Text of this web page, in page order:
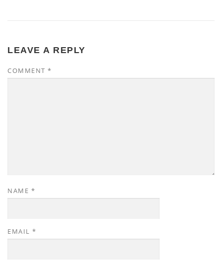
LEAVE A REPLY
COMMENT *
NAME *
EMAIL *